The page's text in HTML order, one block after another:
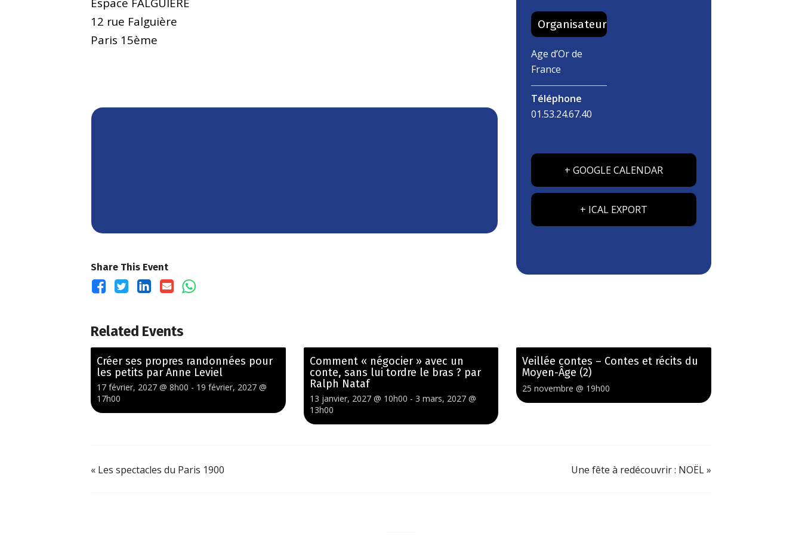
12 rue Falguière
Paris 15ème
Share This Event
Organisateur
Age d’Or de
France
Téléphone
01.53.24.67.40
+ GOOGLE CALENDAR
+ ICAL EXPORT
Related Events
Créer ses propres randonnées pour
les petits par Anne Leviel
17 février, 2027 @ 8h00 - 19 février, 2027 @
17h00
Comment « négocier » avec un
conte, sans lui tordre le bras ? par
Ralph Nataf
13 janvier, 2027 @ 10h00 - 3 mars, 2027 @
13h00
Veillée contes – Contes et récits du
Moyen-Âge (2)
25 novembre @ 19h00
« Les spectacles du Paris 1900 Une fête à redécouvrir : NOËL»